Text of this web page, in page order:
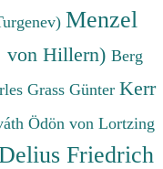
Menzel
von Hillern) Berg
Grass Günter Kerr
Ödön von Lortzing
Friedrich